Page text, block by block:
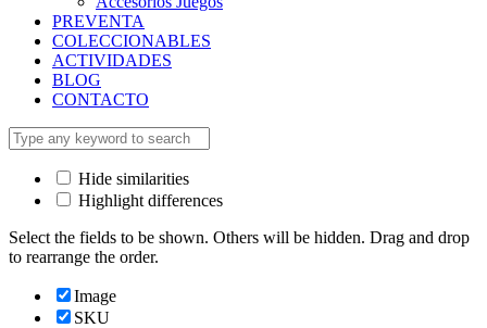
PREVENTA
COLECCIONABLES
ACTIVIDADES
BLOG
CONTACTO
Hide similarities
Highlight differences
Select the fields to be shown. Others will be hidden. Drag and drop
to rearrange the order.
Image
SKU